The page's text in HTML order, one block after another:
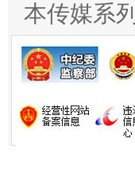
本传媒系